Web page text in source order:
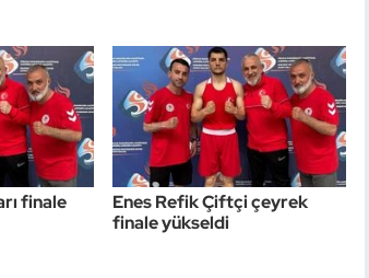
finale
Enes Refik Çiftçi çeyrek
finale yükseldi